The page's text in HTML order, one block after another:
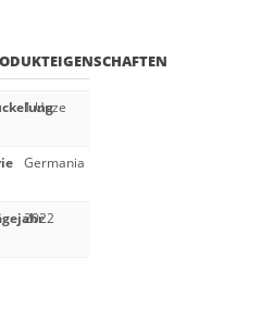
1 Unze
Germania
2022